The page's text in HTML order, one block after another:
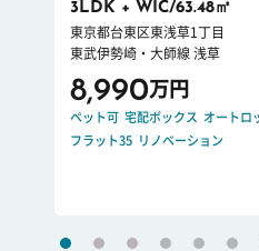
3LDK + WIC/63.48㎡
東京都台東区東浅草1丁目
東武伊勢崎・大師線 浅草
8,990万円
ペット可 宅配ボックス オートロ
フラット35
リノベーション